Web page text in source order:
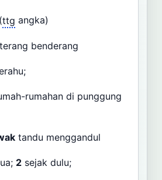
ttg angka)
terang benderang
rumahan di punggung
tandu menggandul
2 sejak dulu;